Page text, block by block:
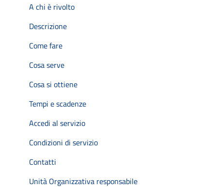
A chi è rivolto
Descrizione
Come fare
Cosa serve
Cosa si ottiene
Tempi e scadenze
Accedi al servizio
Condizioni di servizio
Contatti
Unità Organizzativa responsabile